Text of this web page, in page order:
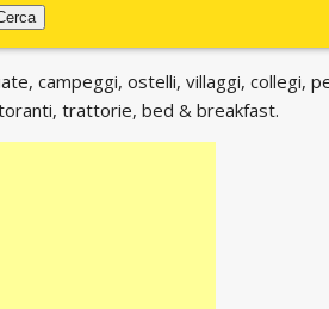
campeggi, ostelli, villaggi, collegi,
trattorie, bed & breakfast.